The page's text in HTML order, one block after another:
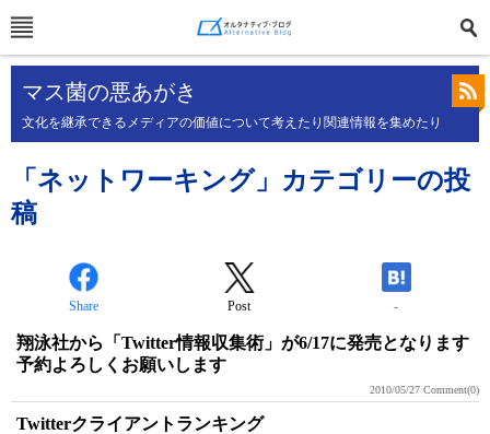
マス菌の悪あがき
文化を継承できるメディアの価値について考えたり関連情報を集めたり
「ネットワーキング」カテゴリーの投
稿
Share Post -
翔泳社から「Twitter情報収集術」が6/17に発売となります
予約よろしくお願いします
2010/05/27 Comment(0)
Twitterクライアントランキング